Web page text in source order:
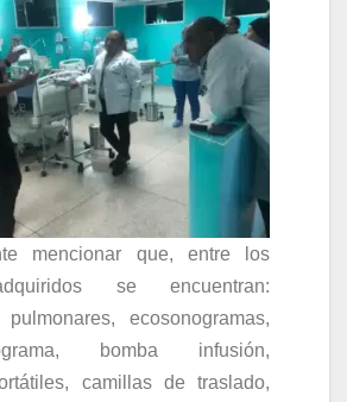
mencionar que, entre los
se encuentran:
ecosonogramas,
bomba infusión,
camillas de traslado,